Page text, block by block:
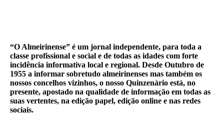
“O Almeirinense” é um jornal independente, para toda a
classe profissional e social e de todas as idades com forte
incidência informativa local e regional. Desde Outubro de
1955 a informar sobretudo almeirinenses mas também os
nossos concelhos vizinhos, o nosso Quinzenário está, no
presente, apostado na qualidade de informação em todas as
suas vertentes, na edição papel, edição online e nas redes
sociais.